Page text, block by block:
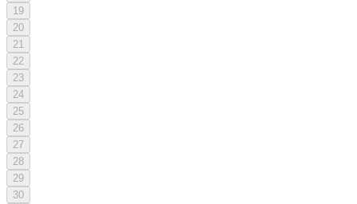
19
20
21
22
23
24
25
26
27
28
29
30